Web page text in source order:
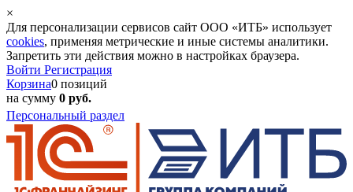
×
Для персонализации сервисов сайт ООО «ИТБ» использует
cookies, применяя метрические и иные системы аналитики.
Запретить эти действия можно в настройках браузера.
Войти Регистрация
Корзина0 позиций
на сумму 0 руб.
Персональный раздел